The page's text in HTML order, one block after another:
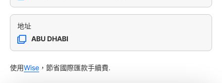
地址
ABU DHABI
使用Wise ，節省國際匯款手續費.